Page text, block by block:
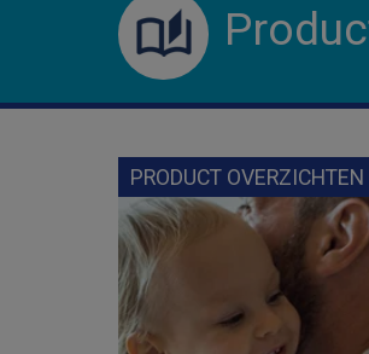
PRODUCT OVERZICHTEN